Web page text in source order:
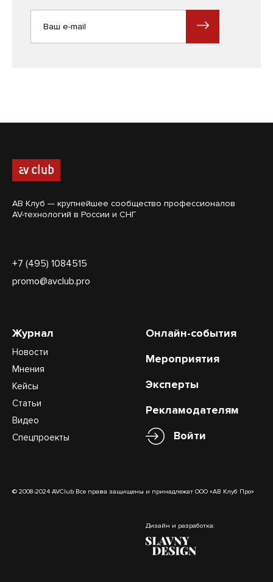
АВ Клуб — крупнейшее сообщество профессионалов
AV-технологий в России и СНГ
+7 (495) 1084515
promo@avclub.pro
Журнал
Новости
Мнения
Кейсы
Статьи
Видео
Спецпроекты
Онлайн-события
Мероприятия
Эксперты
Рекламодателям
Войти
© 2008-2024 AVClub Все права защищены и принадлежат ООО «АВ Клуб Про»
Дизайн и разработка: